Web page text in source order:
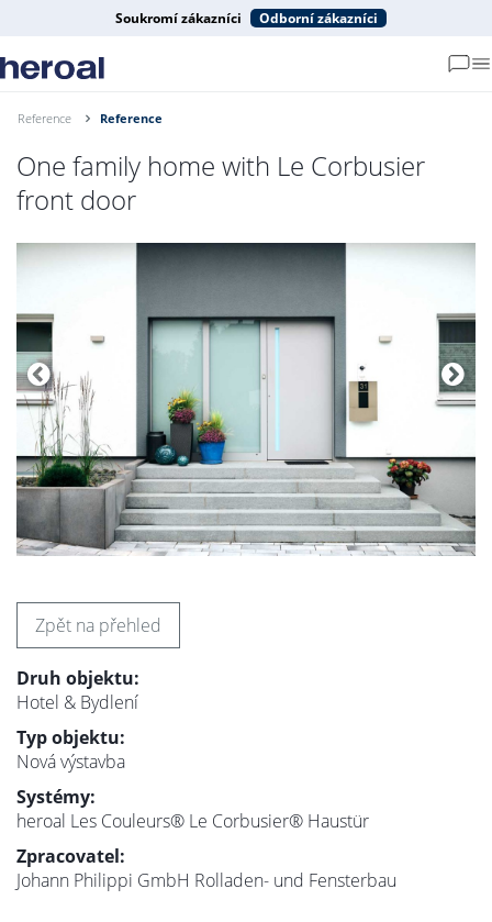
Soukromí zákazníci Odborní zákazníci
Reference Reference
One family home with Le Corbusier
front door
Zpět na přehled
Druh objektu:
Hotel & Bydlení
Typ objektu:
Nová výstavba
Systémy:
heroal Les Couleurs® Le Corbusier® Haustür
Zpracovatel:
Johann Philippi GmbH Rolladen- und Fensterbau